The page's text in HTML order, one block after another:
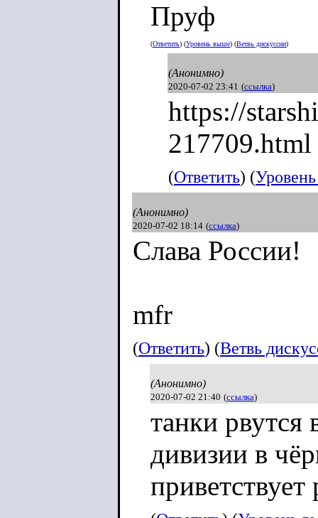
Пруф
(Ответить) (Уровень выше) (Ветвь дискуссии)
(Анонимно)
2020-07-02 23:41 (ссылка)
https://
217709.html
(Ответить) (
(Анонимно)
2020-07-02 18:14 (ссылка)
Слава России!
mfr
(Ответить) (Ветвь
(Анонимно)
2020-07-02 21:40 (ссылка)
танки рвутся
дивизии в